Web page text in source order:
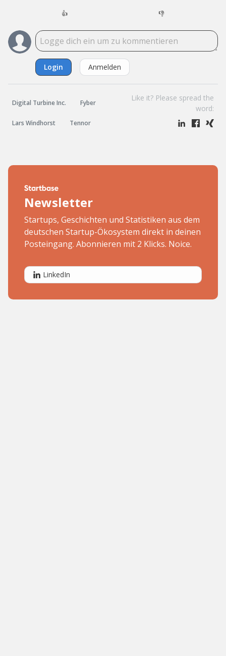
👍 👎
Login Anmelden
Digital Turbine Inc. Fyber
Lars Windhorst Tennor
Like it? Please spread the
word:
Newsletter
Startups, Geschichten und Statistiken aus dem
deutschen Startup-Ökosystem direkt in deinen
Posteingang. Abonnieren mit 2 Klicks. Noice.
LinkedIn